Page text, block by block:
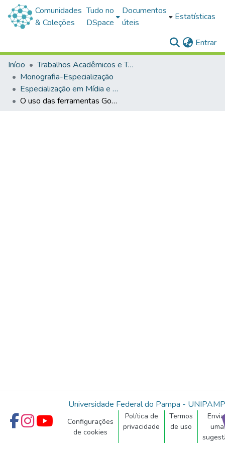
Comunidades
& Coleções
Tudo no
DSpace
Documentos
úteis
Estatísticas
Entrar
Início
Trabalhos Acadêmicos e Técnicos
Monografia-Especialização
Especialização em Mídia e Educação
O uso das ferramentas Google Maps, Google Earth e Google Street View na educação infantil: pequenos cliques, grandes descobertas no aprendizado digital
Universidade Federal do Pampa -
Configurações
de cookies
Política de
privacidade
Termos
de uso
uma